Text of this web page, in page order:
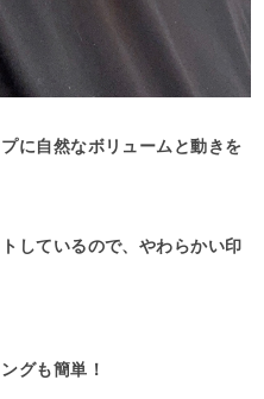
に自然なボリュームと動きを
しているので、やわらかい印
グも簡単！